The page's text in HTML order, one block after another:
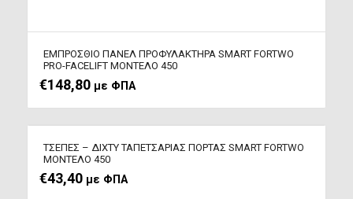
ΕΜΠΡΟΣΘΙΟ ΠΑΝΕΛ ΠΡΟΦΥΛΑΚΤΗΡΑ SMART FORTWO
PRO-FACELIFT ΜΟΝΤΕΛΟ 450
€148,80 με ΦΠΑ
ΤΣΕΠΕΣ – ΔΙΧΤΥ TAΠEΤΣΑΡΙΑΣ ΠΟΡΤΑΣ SMART FORTWO
ΜΟΝΤΕΛΟ 450
€43,40 με ΦΠΑ